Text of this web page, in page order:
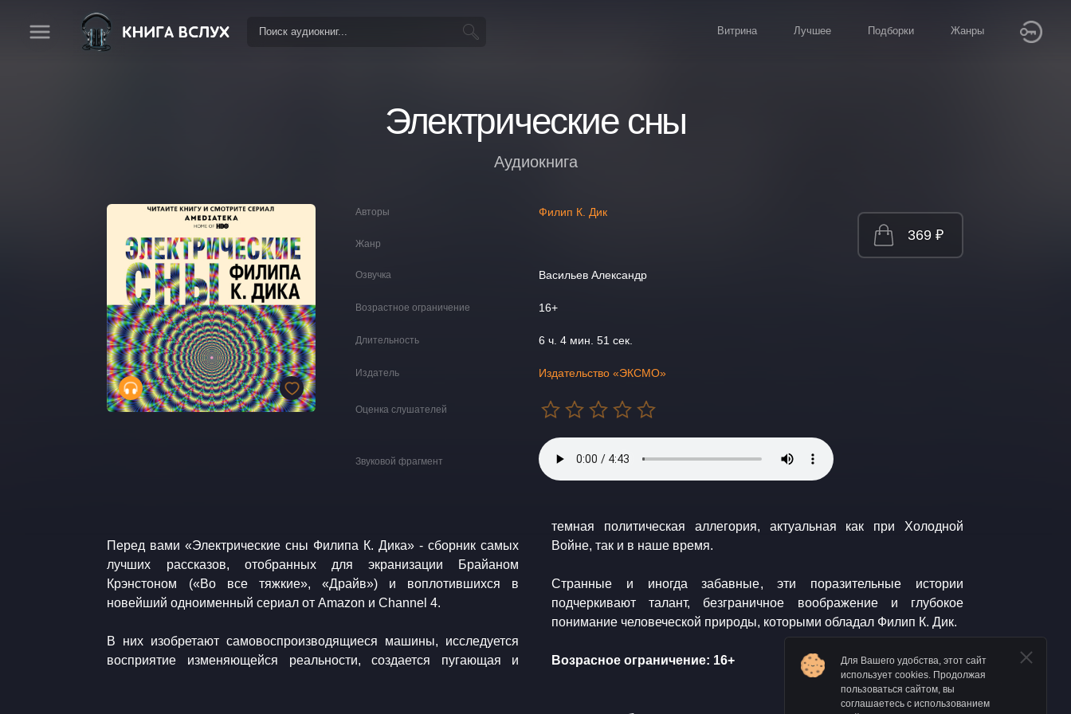
Витрина Лучшее Подборки Жанры
Электрические сны
Аудиокнига
Авторы Филип К. Дик
Жанр
Озвучка Васильев Александр
Возрастное ограничение 16+
Длительность 6 ч. 4 мин. 51 сек.
Издатель Издательство «ЭКСМО»
Оценка слушателей
Звуковой фрагмент
369 ₽
Перед вами «Электрические сны Филипа К. Дика» - сборник самых
лучших рассказов, отобранных для экранизации Брайаном
Крэнстоном («Во все тяжкие», «Драйв») и воплотившихся в
новейший одноименный сериал от Amazon и Channel 4.
В них изобретают самовоспроизводящиеся машины, исследуется
восприятие изменяющейся реальности, создается пугающая и
темная политическая аллегория, актуальная как при Холодной
Войне, так и в наше время.
Странные и иногда забавные, эти поразительные истории
подчеркивают талант, безграничное воображение и глубокое
понимание человеческой природы, которыми обладал Филип К. Дик.
Возрасное ограничение: 16+
Для Вашего удобства, этот сайт
использует cookies. Продолжая
пользоваться сайтом, вы
соглашаетесь с использованием